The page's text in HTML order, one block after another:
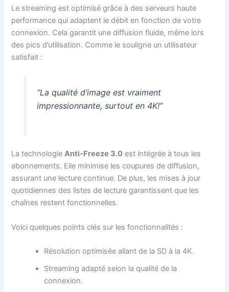
Le streaming est optimisé grâce à des serveurs haute
performance qui adaptent le débit en fonction de votre
connexion. Cela garantit une diffusion fluide, même lors
des pics d’utilisation. Comme le souligne un utilisateur
satisfait :
“La qualité d’image est vraiment
impressionnante, surtout en 4K!”
La technologieAnti-Freeze 3.0 est intégrée à tous les
abonnements. Elle minimise les coupures de diffusion,
assurant une lecture continue. De plus, les mises à jour
quotidiennes des listes de lecture garantissent que les
chaînes restent fonctionnelles.
Voici quelques points clés sur les fonctionnalités :
Résolution optimisée allant de la SD à la 4K.
Streaming adapté selon la qualité de la
connexion.